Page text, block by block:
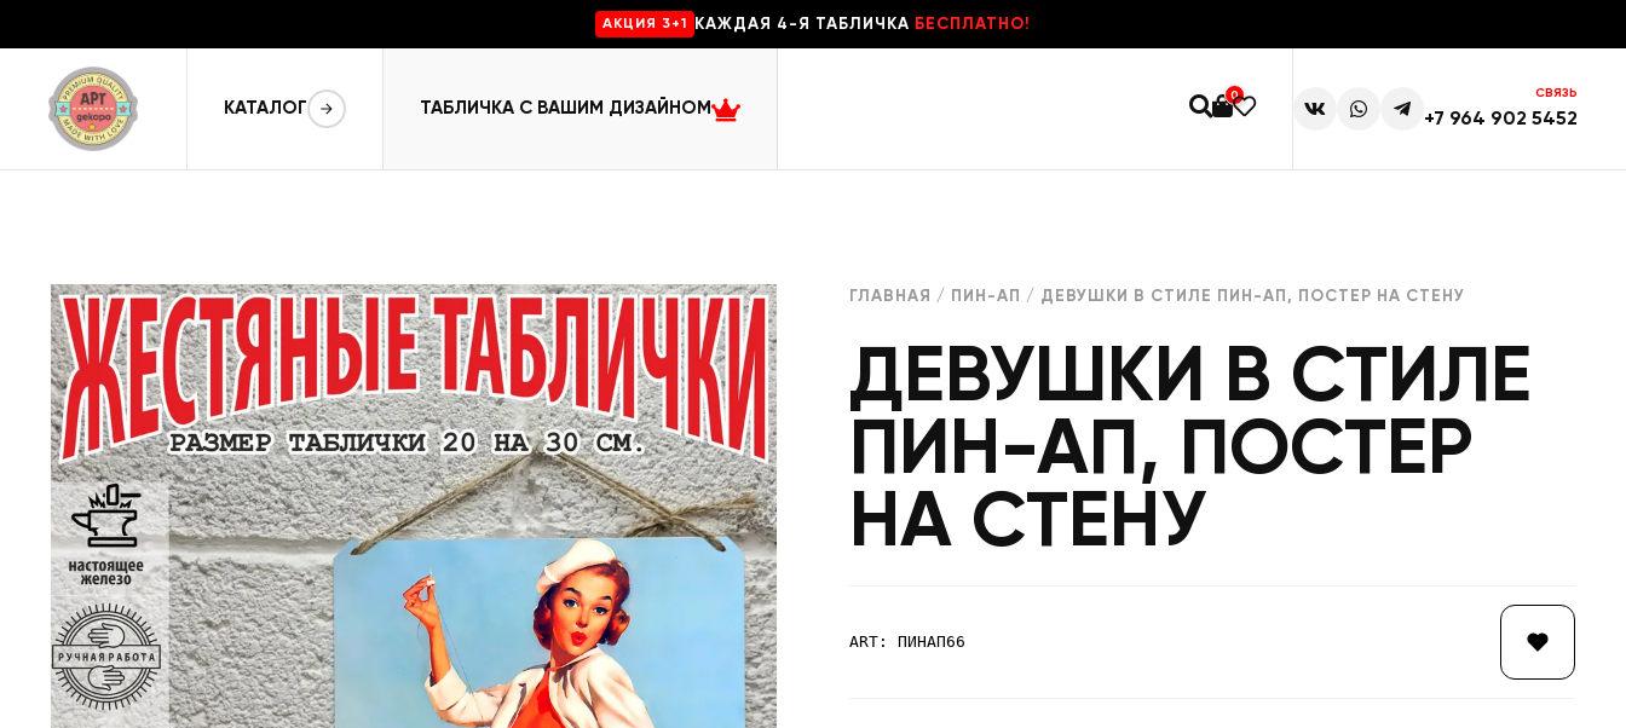
AKЦИЯ 3+1 КАЖДАЯ 4-Я ТАБЛИЧКА БЕСПЛАТНО!
КАТАЛОГ ТАБЛИЧКА С ВАШИМ ДИЗАЙНОМ
0 СВЯЗЬ
+7 964 902 5452
ГЛАВНАЯ / ПИН-АП / ДЕВУШКИ В СТИЛЕ ПИН-АП, ПОСТЕР НА СТЕНУ
ДЕВУШКИ В СТИЛЕ
ПИН-АП, ПОСТЕР
НА СТЕНУ
ART: ПИНАП66